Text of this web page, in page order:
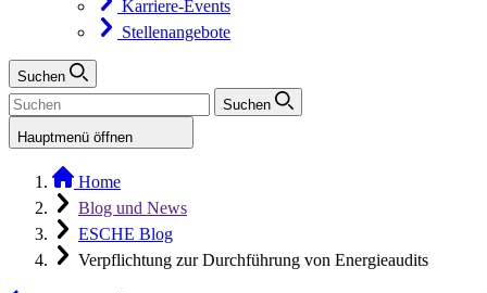
Karriere-Events
Stellenangebote
Suchen
Suchen
Hauptmenü öffnen
Home
Blog und News
ESCHE Blog
Verpflichtung zur Durchführung von Energieaudits